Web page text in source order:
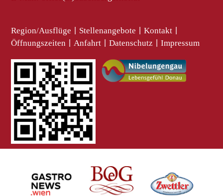
Region/Ausflüge Stellenangebote Kontakt
Öffnungszeiten Anfahrt Datenschutz Impressum